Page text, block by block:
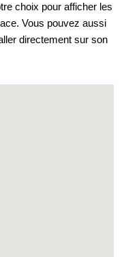
choix pour afficher les
Vous pouvez aussi
directement sur son